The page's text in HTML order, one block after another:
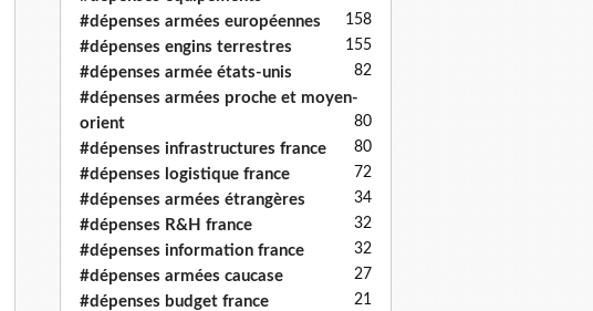
#dépenses armées européennes 158
#dépenses engins terrestres 155
#dépenses armée états-unis 82
#dépenses armées proche et moyen-
orient
80
#dépenses infrastructures france 80
#dépenses logistique france 72
#dépenses armées étrangères 34
#dépenses R&H france 32
#dépenses information france 32
#dépenses armées caucase 27
#dépenses budget france 21